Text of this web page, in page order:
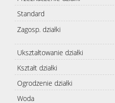
Standard
Zagosp. działki
Ukształtowanie działki
Kształt działki
Ogrodzenie działki
Woda